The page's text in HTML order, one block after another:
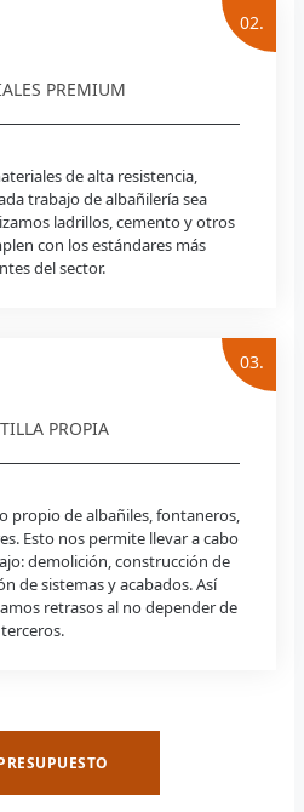
02.
PREMIUM
de alta resistencia,
trabajo de albañilería sea
ladrillos, cemento y otros
con los estándares más
del sector.
03.
PROPIA
propio de albañiles, fontaneros,
Esto nos permite llevar a cabo
demolición, construcción de
de sistemas y acabados. Así
retrasos al no depender de
terceros.